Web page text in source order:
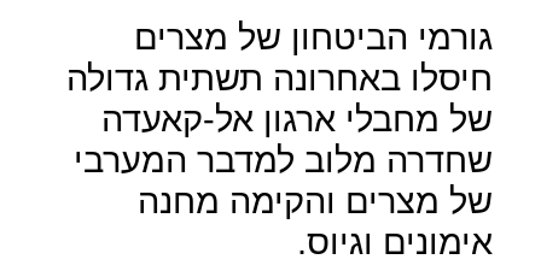
גורמי הביטחון של מצרים
חיסלו באחרונה תשתית גדולה
של מחבלי ארגון אל-קאעדה
שחדרה מלוב למדבר המערבי
של מצרים והקימה מחנה
אימונים וגיוס.